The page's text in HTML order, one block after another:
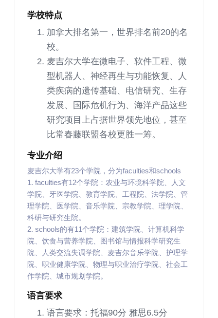
学校特点
加拿大排名第一，世界排名前20的名
校。
麦吉尔大学在微电子、软件工程、微
型机器人、神经再生与功能恢复、人
类疾病的遗传基础、电信研究、生存
发展、国际危机行为、海洋产品这些
研究项目上占据世界领先地位，甚至
比常春藤联盟各校更胜一筹。
专业介绍
麦吉尔大学有23个学院，分为faculties和schools
1. faculties有12个学院：农业与环境科学院、人文
学院、牙医学院、教育学院、工程院、法学院、管
理学院、医学院、音乐学院、宗教学院、理学院、
科研与研究生院。
2. schools的有11个学院：建筑学院、计算机科学
院、饮食与营养学院、图书馆与情报科学研究生
院、人类交流失调学院、麦吉尔音乐学院、护理学
院、职业健康学院、物理与职业治疗学院、社会工
作学院、城市规划学院。
语言要求
语言要求：托福90分 雅思6.5分